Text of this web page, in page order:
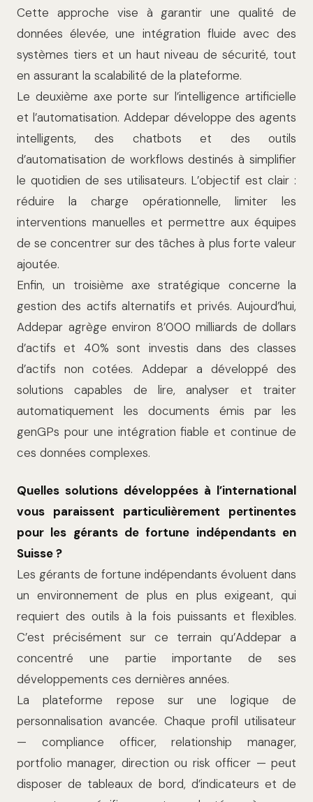
Cette approche vise à garantir une qualité de
données élevée, une intégration fluide avec des
systèmes tiers et un haut niveau de sécurité, tout
en assurant la scalabilité de la plateforme.
Le deuxième axe porte sur l’intelligence artificielle
et l’automatisation. Addepar développe des agents
intelligents, des chatbots et des outils
d’automatisation de workflows destinés à simplifier
le quotidien de ses utilisateurs. L’objectif est clair :
réduire la charge opérationnelle, limiter les
interventions manuelles et permettre aux équipes
de se concentrer sur des tâches à plus forte valeur
ajoutée.
Enfin, un troisième axe stratégique concerne la
gestion des actifs alternatifs et privés. Aujourd’hui,
Addepar agrège environ 8’000 milliards de dollars
d’actifs et 40% sont investis dans des classes
d’actifs non cotées. Addepar a développé des
solutions capables de lire, analyser et traiter
automatiquement les documents émis par les
genGPs pour une intégration fiable et continue de
ces données complexes.
Quelles solutions développées à l’international
vous paraissent particulièrement pertinentes
pour les gérants de fortune indépendants en
Suisse ?
Les gérants de fortune indépendants évoluent dans
un environnement de plus en plus exigeant, qui
requiert des outils à la fois puissants et flexibles.
C’est précisément sur ce terrain qu’Addepar a
concentré une partie importante de ses
développements ces dernières années.
La plateforme repose sur une logique de
personnalisation avancée. Chaque profil utilisateur
— compliance officer, relationship manager,
portfolio manager, direction ou risk officer — peut
disposer de tableaux de bord, d’indicateurs et de